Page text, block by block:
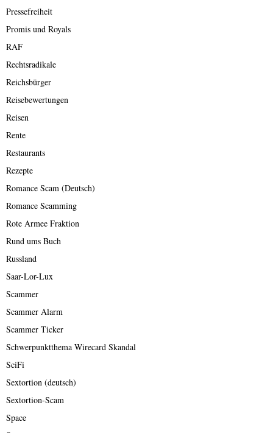
Pressefreiheit
Promis und Royals
RAF
Rechtsradikale
Reichsbürger
Reisebewertungen
Reisen
Rente
Restaurants
Rezepte
Romance Scam (Deutsch)
Romance Scamming
Rote Armee Fraktion
Rund ums Buch
Russland
Saar-Lor-Lux
Scammer
Scammer Alarm
Scammer Ticker
Schwerpunktthema Wirecard Skandal
SciFi
Sextortion (deutsch)
Sextortion-Scam
Space